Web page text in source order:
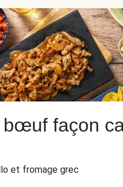
bœuf façon
et fromage grec